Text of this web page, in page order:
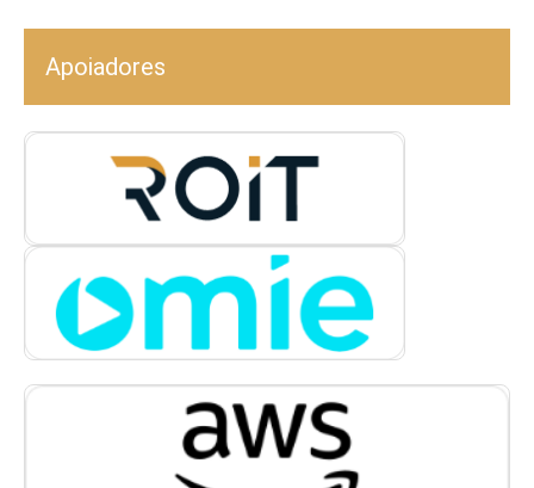
Apoiadores